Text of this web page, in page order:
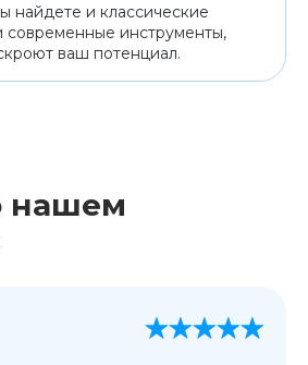
найдете и классические
современные инструменты,
ваш потенциал.
нашем